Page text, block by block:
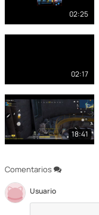
Comentarios
Usuario
02:25
02:17
18:41